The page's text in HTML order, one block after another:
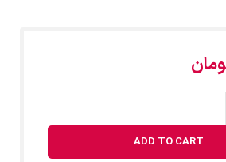
ADD TO CART